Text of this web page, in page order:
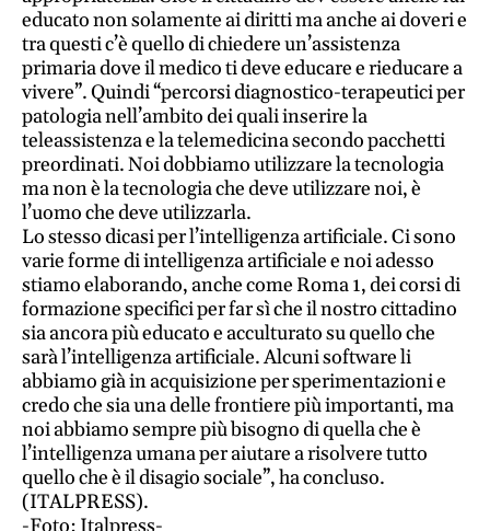
educato non solamente ai diritti ma anche ai doveri e
tra questi c’è quello di chiedere un’assistenza
primaria dove il medico ti deve educare e rieducare a
vivere”. Quindi “percorsi diagnostico-terapeutici per
patologia nell’ambito dei quali inserire la
teleassistenza e la telemedicina secondo pacchetti
preordinati. Noi dobbiamo utilizzare la tecnologia
ma non è la tecnologia che deve utilizzare noi, è
l’uomo che deve utilizzarla.
Lo stesso dicasi per l’intelligenza artificiale. Ci sono
varie forme di intelligenza artificiale e noi adesso
stiamo elaborando, anche come Roma 1, dei corsi di
formazione specifici per far sì che il nostro cittadino
sia ancora più educato e acculturato su quello che
sarà l’intelligenza artificiale. Alcuni software li
abbiamo già in acquisizione per sperimentazioni e
credo che sia una delle frontiere più importanti, ma
noi abbiamo sempre più bisogno di quella che è
l’intelligenza umana per aiutare a risolvere tutto
quello che è il disagio sociale”, ha concluso.
(ITALPRESS).